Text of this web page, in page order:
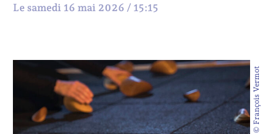
Le samedi 16 mai 2026 / 15:15
© François Vermot